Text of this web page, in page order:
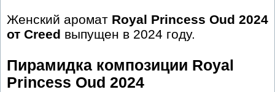
Женский аромат Royal Princess Oud 2024
от Creed выпущен в 2024 году.
Пирамидка композиции Royal
Princess Oud 2024